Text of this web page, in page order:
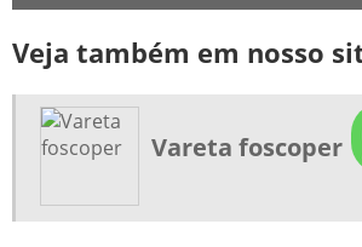
FORNECEDOR DE SOLDA PRATA
DISTRIBUIDOR DE VARETA DE SOLDA
ESTANHO PARA SOLDA COMPRAR
FLUXO PARA SOLDA PRATA
Veja também em nosso
Vareta foscoper